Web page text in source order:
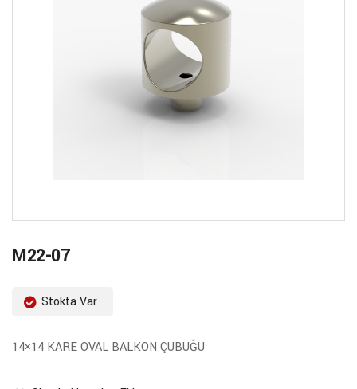
M22-07
Stokta Var
14×14 KARE OVAL BALKON ÇUBUĞU